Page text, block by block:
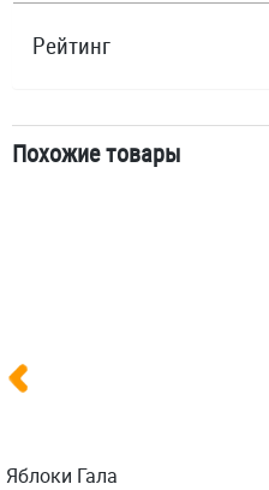
Рейтинг
Похожие товары
Яблоки Гала